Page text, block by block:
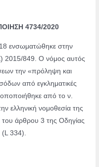
4734/2020
ενσωματώθηκε στην
2015/849. Ο νόμος αυτός
την «πρόληψη και
από εγκληματικές
από το ν.
ελληνική νομοθεσία της
άρθρου 3 της Οδηγίας
334).